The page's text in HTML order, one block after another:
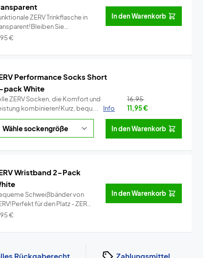
ZERV Trinkflasche in
Sie
€
In den Warenkorb
Performance Socks Short
pack White
ZERV Socken, die Komfort und
kombinieren!Kurz, bequ...
Info
16,95
11,95€
In den Warenkorb
Wristband 2-Pack
Schweißbänder von
für den Platz - ZERV
€
In den Warenkorb
Rückgaberecht Zahlungsmittel